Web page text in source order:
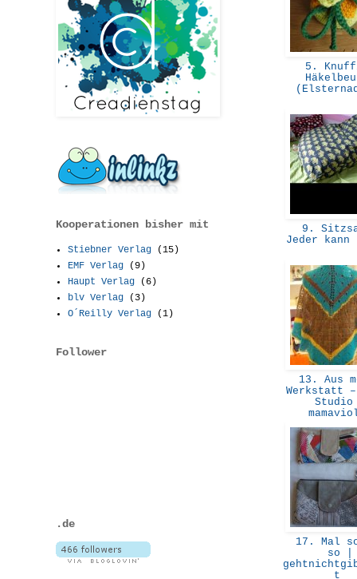
5.
9.
Jeder kann
13. Aus
Werkstatt
17. Mal
so |
t
Kooperationen bisher mit
Stiebner Verlag
(15)
EMF Verlag
(9)
Haupt Verlag
(6)
blv Verlag
(3)
O´Reilly Verlag
(1)
Follower
.de